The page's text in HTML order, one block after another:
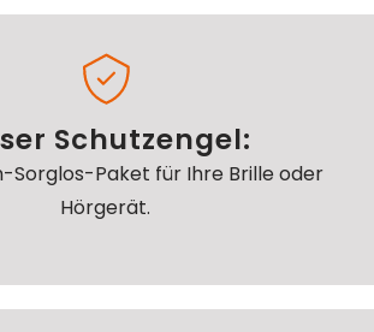
Schutzengel:
Sorglos-Paket für Ihre Brille oder
Hörgerät.